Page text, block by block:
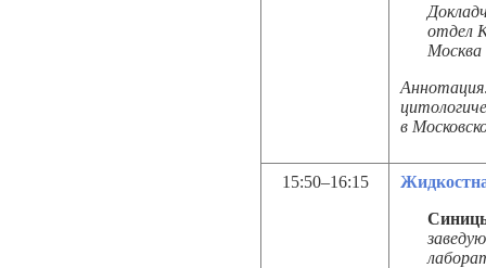
отдел
Москва
в
15:50–16:15